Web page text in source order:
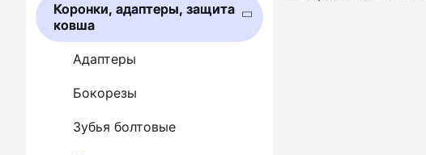
Коронки, адаптеры, защита
ковша
Адаптеры
Бокорезы
Зубья болтовые